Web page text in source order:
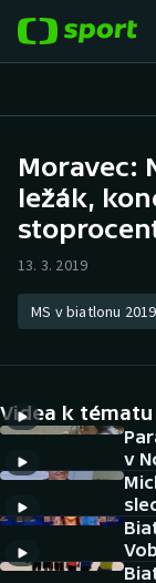
Hokej
Tenis
Atletika
DALŠÍ SPORTY
Americký
Baseball a
Basketbal
NEPŘEHLÉDNĚTE
Soutěže
Historické
Moravec:
ležák,
13. 3. 2019
MS v biatlonu 2019
Videa k tématu
v